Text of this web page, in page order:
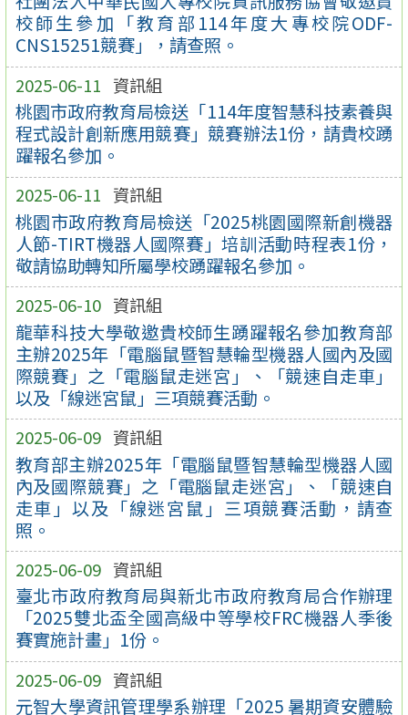
校師生參加「教育部114年度大專校院ODF-
CNS15251競賽」，請查照。
2025-06-11 資訊組
桃園市政府教育局檢送「114年度智慧科技素養與
程式設計創新應用競賽」競賽辦法1份，請貴校踴
躍報名參加。
2025-06-11 資訊組
桃園市政府教育局檢送「2025桃園國際新創機器
人節-TIRT機器人國際賽」培訓活動時程表1份，
敬請協助轉知所屬學校踴躍報名參加。
2025-06-10 資訊組
龍華科技大學敬邀貴校師生踴躍報名參加教育部
主辦2025年「電腦鼠暨智慧輪型機器人國內及國
際競賽」之「電腦鼠走迷宮」、「競速自走車」
以及「線迷宮鼠」三項競賽活動。
2025-06-09 資訊組
教育部主辦2025年「電腦鼠暨智慧輪型機器人國
內及國際競賽」之「電腦鼠走迷宮」、「競速自
走車」以及「線迷宮鼠」三項競賽活動，請查
照。
2025-06-09 資訊組
臺北市政府教育局與新北市政府教育局合作辦理
「2025雙北盃全國高級中等學校FRC機器人季後
賽實施計畫」1份。
2025-06-09 資訊組
元智大學資訊管理學系辦理「2025 暑期資安體驗